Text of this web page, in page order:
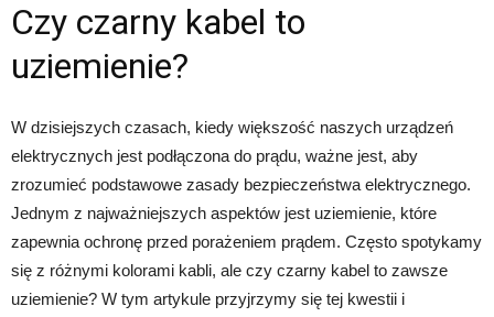
Czy czarny kabel to
uziemienie?
W dzisiejszych czasach, kiedy większość naszych urządzeń
elektrycznych jest podłączona do prądu, ważne jest, aby
zrozumieć podstawowe zasady bezpieczeństwa elektrycznego.
Jednym z najważniejszych aspektów jest uziemienie, które
zapewnia ochronę przed porażeniem prądem. Często spotykamy
się z różnymi kolorami kabli, ale czy czarny kabel to zawsze
uziemienie? W tym artykule przyjrzymy się tej kwestii i